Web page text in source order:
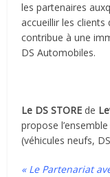
les partenaires
accueillir les
contribue à une
DS Automobiles.
Le DSSTORE de
propose
(véhicules neufs,
« Le Partenariat